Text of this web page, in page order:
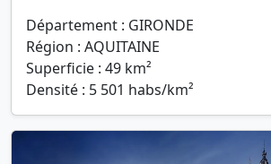
Département : GIRONDE
Région : AQUITAINE
Superficie : 49 km²
Densité : 5 501 habs/km²